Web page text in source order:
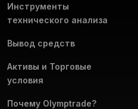
Инструменты
технического анализа
Вывод средств
Активы и Торговые
условия
Почему Olymptrade?